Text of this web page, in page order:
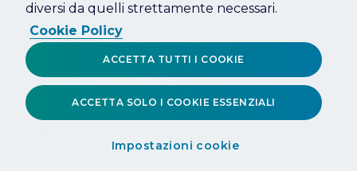
diversi da quelli strettamente necessari.
Cookie Policy
Impostazioni cookie
ACCETTA SOLO I COOKIE ESSENZIALI
ACCETTA TUTTI I COOKIE